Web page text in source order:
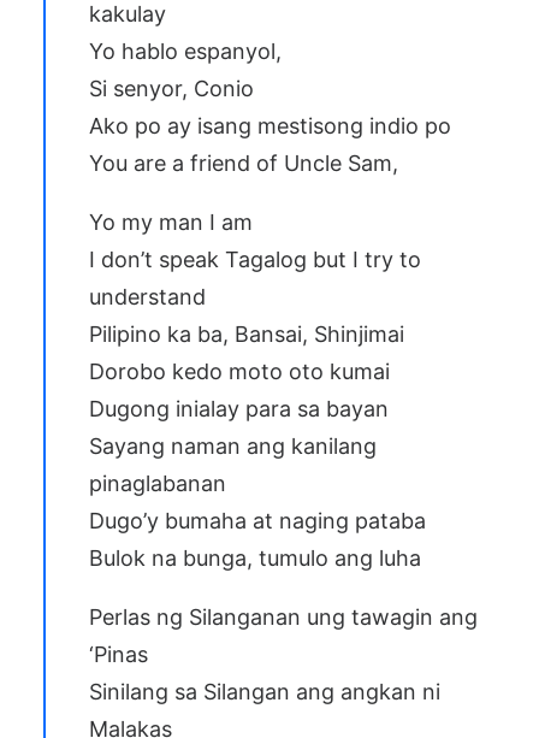
kakulay
Yo hablo espanyol,
Si senyor, Conio
Ako po ay isang mestisong indio po
You are a friend of Uncle Sam,
Yo my man I am
I don’t speak Tagalog but I try to
understand
Pilipino ka ba, Bansai, Shinjimai
Dorobo kedo moto oto kumai
Dugong inialay para sa bayan
Sayang naman ang kanilang
pinaglabanan
Dugo’y bumaha at naging pataba
Bulok na bunga, tumulo ang luha
Perlas ng Silanganan ung tawagin ang
‘Pinas
Sinilang sa Silangan ang angkan ni
Malakas